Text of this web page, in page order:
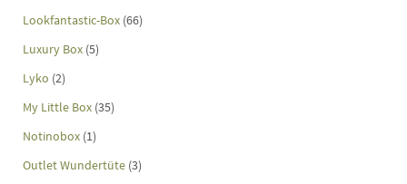
Lookfantastic-Box (66)
Luxury Box (5)
Lyko (2)
My Little Box (35)
Notinobox (1)
Outlet Wundertüte (3)